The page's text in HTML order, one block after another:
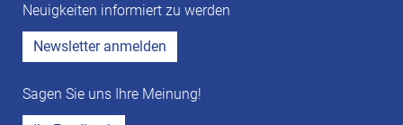
Neuigkeiten informiert zu werden
Newsletter anmelden
Sagen Sie uns Ihre Meinung!